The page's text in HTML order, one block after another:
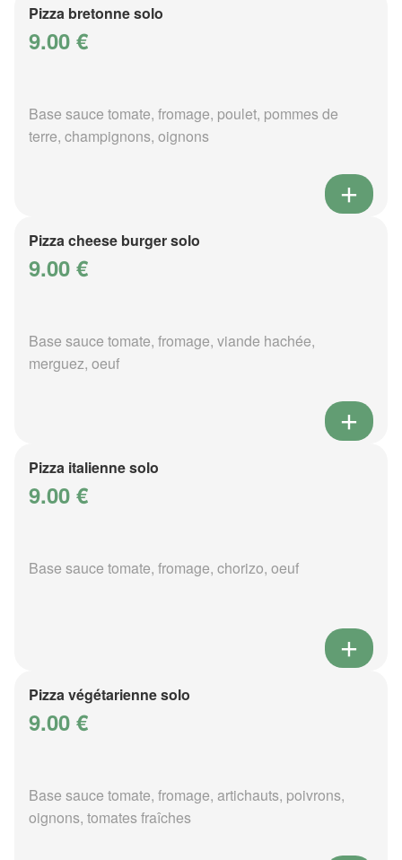
Pizza bretonne solo
9.00 €
Base sauce tomate, fromage, poulet, pommes de
terre, champignons, oignons
Pizza cheese burger solo
9.00 €
Base sauce tomate, fromage, viande hachée,
merguez, oeuf
Pizza italienne solo
9.00 €
Base sauce tomate, fromage, chorizo, oeuf
Pizza végétarienne solo
9.00 €
Base sauce tomate, fromage, artichauts, poivrons,
oignons, tomates fraîches